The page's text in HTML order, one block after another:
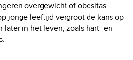
overgewicht of obesitas
jonge leeftijd vergroot de kans op
later in het leven, zoals hart- en